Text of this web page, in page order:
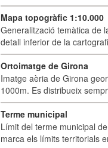
Mapa topogràfic 1:10.000
Generalització temàtica de
detall inferior de la
Ortoimatge de Girona
Imatge aèria de Girona
1000m. Es distribueix
Terme municipal
Límit del terme municipal
marca els límits territorials